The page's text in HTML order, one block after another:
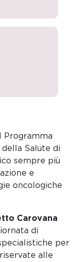
Programma
Salute di
sempre più
e
oncologiche
Carovana
di
per
alle